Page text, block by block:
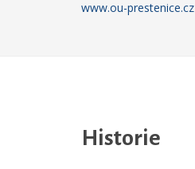
www.ou-prestenice.cz
Historie